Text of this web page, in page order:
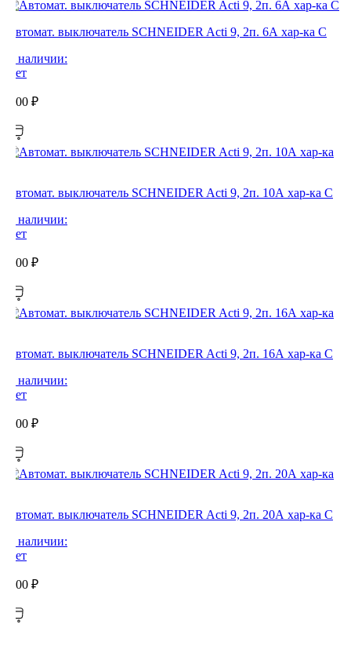
Автомат. выключатель SCHNEIDER Acti 9, 2п. 6А хар-ка С
В наличии:
Нет
0,00 ₽
Автомат. выключатель SCHNEIDER Acti 9, 2п. 10А хар-ка С
В наличии:
Нет
0,00 ₽
Автомат. выключатель SCHNEIDER Acti 9, 2п. 16А хар-ка С
В наличии:
Нет
0,00 ₽
Автомат. выключатель SCHNEIDER Acti 9, 2п. 20А хар-ка С
В наличии:
Нет
0,00 ₽